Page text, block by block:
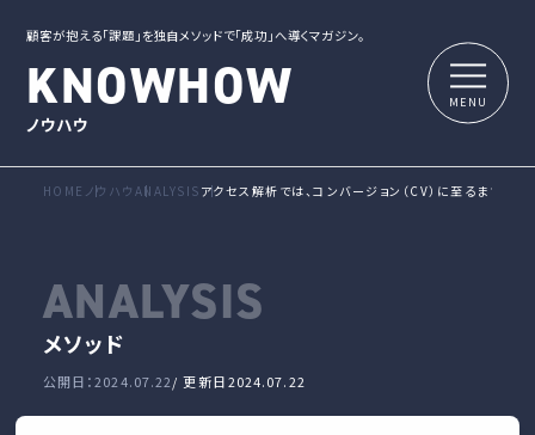
顧客が抱える「課題」を独自メソッドで「成功」へ導くマガジン。
KNOWHOW
ノウハウ
HOME ノウハウ ANALYSIS アクセス解析では、コンバージョン（CV）に至るまでの
ANALYSIS
メソッド
公開日：2024.07.22/ 更新日2024.07.22